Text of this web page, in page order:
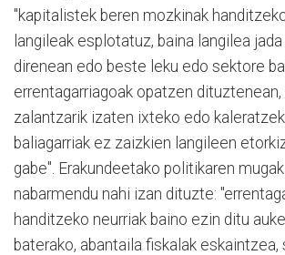
"kapitalistek beren mozkinak
langileak esplotatuz, baina langilea
direnean edo beste leku edo sektore
errentagarriagoak opatzen
zalantzarik izaten ixteko edo
baliagarriak ez zaizkien langileen
gabe". Erakundeetako politikaren
nabarmendu nahi izan dituzte:
handitzeko neurriak baino ezin ditu
baterako, abantaila fiskalak eskaintzea,